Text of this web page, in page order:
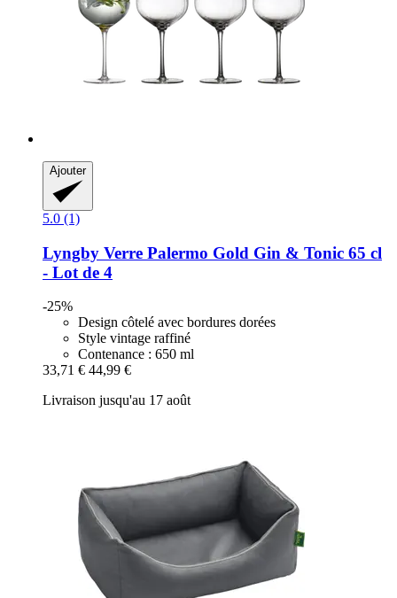
Ajouter
5.0 (1)
Lyngby Verre Palermo Gold Gin & Tonic 65 cl
-​ Lot de 4
-25%
Design côtelé avec bordures dorées
Style vintage raffiné
Contenance : 650 ml
33,71 € 44,99 €
Livraison jusqu'au 17 août